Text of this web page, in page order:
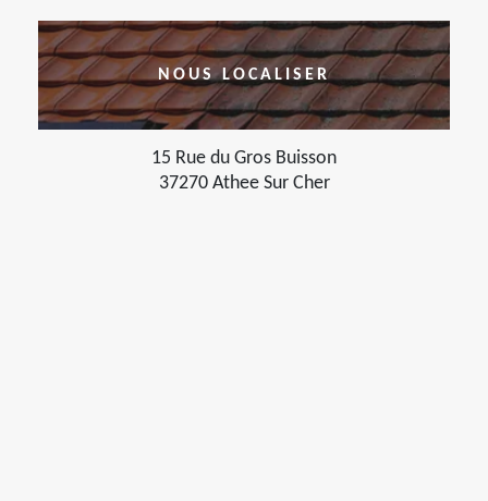
NOUS LOCALISER
15 Rue du Gros Buisson
37270 Athee Sur Cher